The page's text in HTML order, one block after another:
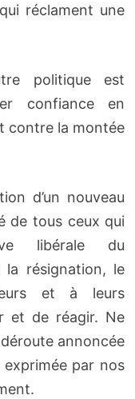
réclament une
politique est
confiance en
contre la montée
d’un nouveau
de tous ceux qui
libérale du
la résignation, le
et à leurs
et de réagir. Ne
déroute annoncée
exprimée par nos